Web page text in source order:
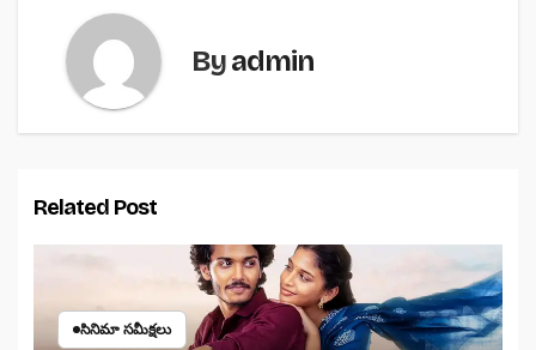
Byadmin
Related Post
సినిమా సమీక్షలు